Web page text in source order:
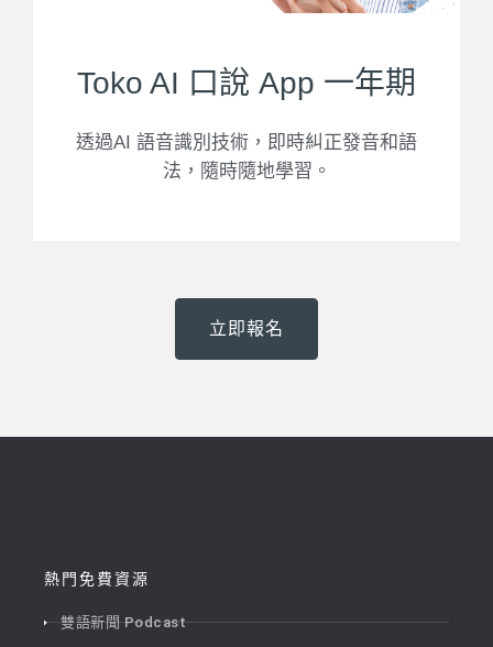
Toko AI 口說 App 一年期
透過AI 語音識別技術，即時糾正發音和語
法，隨時隨地學習。
立即報名
熱門免費資源
雙語新聞 Podcast